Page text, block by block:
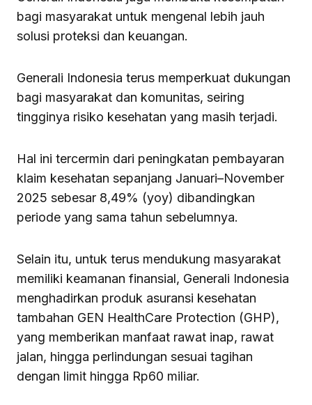
bagi masyarakat untuk mengenal lebih jauh
solusi proteksi dan keuangan.
Generali Indonesia terus memperkuat dukungan
bagi masyarakat dan komunitas, seiring
tingginya risiko kesehatan yang masih terjadi.
Hal ini tercermin dari peningkatan pembayaran
klaim kesehatan sepanjang Januari–November
2025 sebesar 8,49% (yoy) dibandingkan
periode yang sama tahun sebelumnya.
Selain itu, untuk terus mendukung masyarakat
memiliki keamanan finansial, Generali Indonesia
menghadirkan produk asuransi kesehatan
tambahan GEN HealthCare Protection (GHP),
yang memberikan manfaat rawat inap, rawat
jalan, hingga perlindungan sesuai tagihan
dengan limit hingga Rp60 miliar.